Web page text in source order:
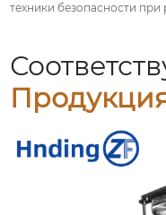
техники безопасности при